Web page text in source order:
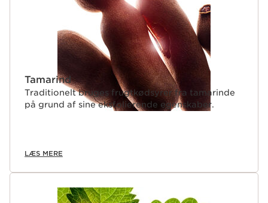
Tamarind
Traditionelt bruges frugtkødsyrer fra tamarinde
på grund af sine eksfolierende egenskaber.
LÆS MERE